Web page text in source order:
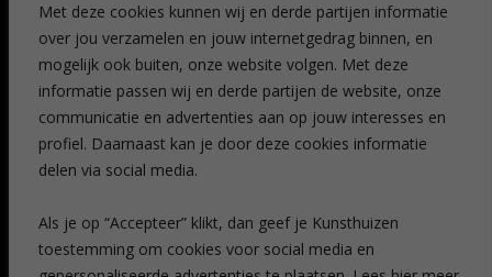
Met deze cookies kunnen wij en derde partijen informatie
over jou verzamelen en jouw internetgedrag binnen, en
mogelijk ook buiten, onze website volgen. Met deze
informatie passen wij en derde partijen de website, onze
communicatie en advertenties aan op jouw interesses en
profiel. Daarnaast kan je door deze cookies informatie
delen via social media.
Als je op “Accepteer” klikt, dan geef je Kunsthuizen
toestemming om cookies voor social media en
Leiden
Amsterdam
Breda
Favorieten
Mijn art alert
NIEUWSBRIEF